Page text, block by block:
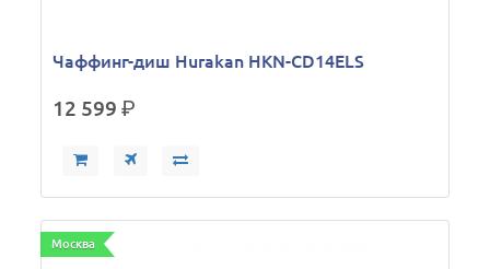
Чаффинг-диш Hurakan HKN-CD14ELS
12 599р.
Москва